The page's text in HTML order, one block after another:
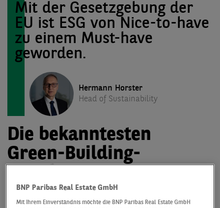
Mit der Gesetzgebung der
EU ist ESG von Nice-to-have
zu einem Must-have
geworden.
Hermann Horster
Head of Sustainability
Die bekanntesten
Green-Building-
im Überblick
BNP Paribas Real Estate GmbH
Mit Ihrem Einverständnis möchte die BNP Paribas Real Estate GmbH